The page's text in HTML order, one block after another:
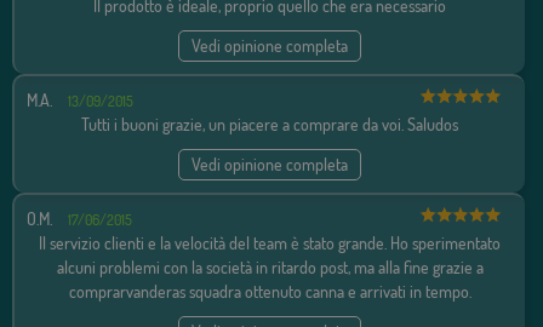
Il prodotto è ideale, proprio quello che era necessario
Vedi opinione completa
M.A. 13/09/2015
Tutti i buoni grazie, un piacere a comprare da voi. Saludos
Vedi opinione completa
O.M. 17/06/2015
Il servizio clienti e la velocità del team è stato grande. Ho sperimentato
alcuni problemi con la società in ritardo post, ma alla fine grazie a
comprarvanderas squadra ottenuto canna e arrivati in tempo.